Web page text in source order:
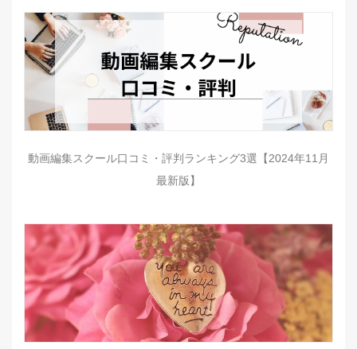
動画編集スクール口コミ・評判ランキング3選【2024年11月
最新版】